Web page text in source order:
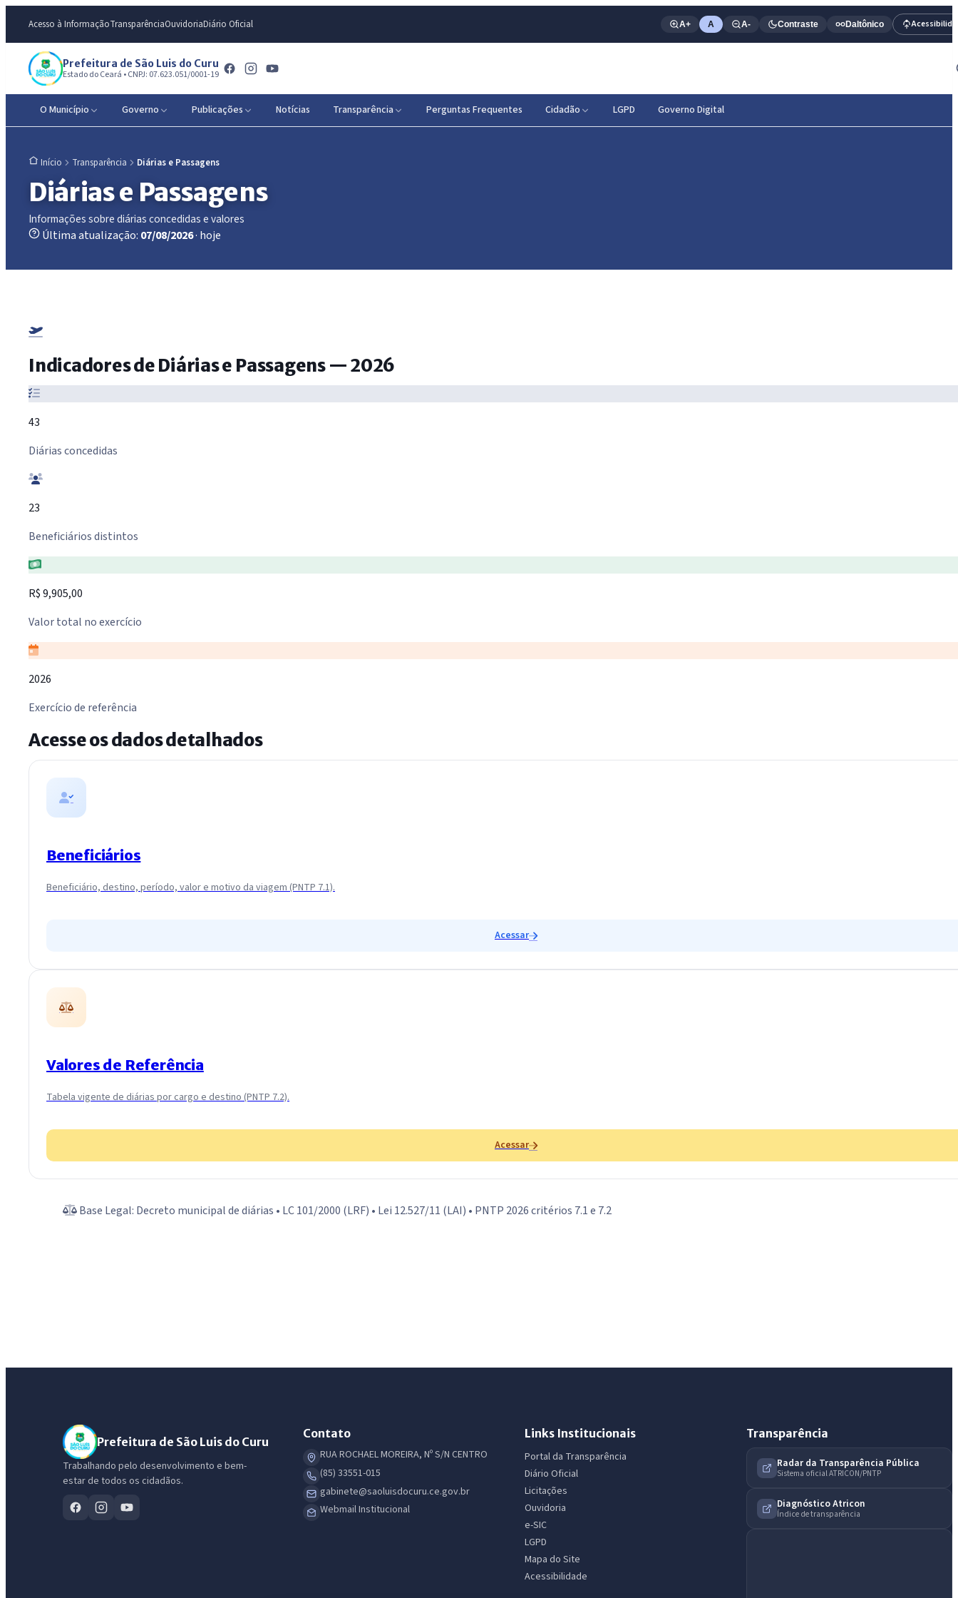
Acesso à InformaçãoTransparênciaOuvidoriaDiário Oficial A+ A A- Contraste Daltônico
Prefeitura de São Luis do Curu
Estado do Ceará • CNPJ: 07.623.051/0001-19
O Município Governo Publicações Notícias Transparência Perguntas Frequentes Cidadão LGPD Governo Digital
Início Transparência Diárias e Passagens
Diárias e Passagens
Informações sobre diárias concedidas e valores
Última atualização: 07/08/2026· hoje
Indicadores de Diárias e Passagens — 2026
43
Diárias concedidas
23
Beneficiários distintos
R$ 9,905,00
Valor total no exercício
2026
Exercício de referência
Acesse os dados detalhados
Beneficiários
Beneficiário, destino, período, valor e motivo da viagem (PNTP 7.1).
Acessar
Valores de Referência
Tabela vigente de diárias por cargo e destino (PNTP 7.2).
Acessar
Base Legal: Decreto municipal de diárias • LC 101/2000 (LRF) • Lei 12.527/11 (LAI) • PNTP 2026 critérios 7.1 e 7.2
Prefeitura de São Luis do Curu
Trabalhando pelo desenvolvimento e bem-
estar de todos os cidadãos.
Contato
RUA ROCHAEL MOREIRA, Nº S/N CENTRO
(85) 33551-015
gabinete@saoluisdocuru.ce.gov.br
Webmail Institucional
Links Institucionais
Portal da Transparência
Diário Oficial
Licitações
Ouvidoria
e-SIC
LGPD
Mapa do Site
Acessibilidade
Transparência
Radar da Transparência Pública
Sistema oficial ATRICON/PNTP
Diagnóstico Atricon
Índice de transparência